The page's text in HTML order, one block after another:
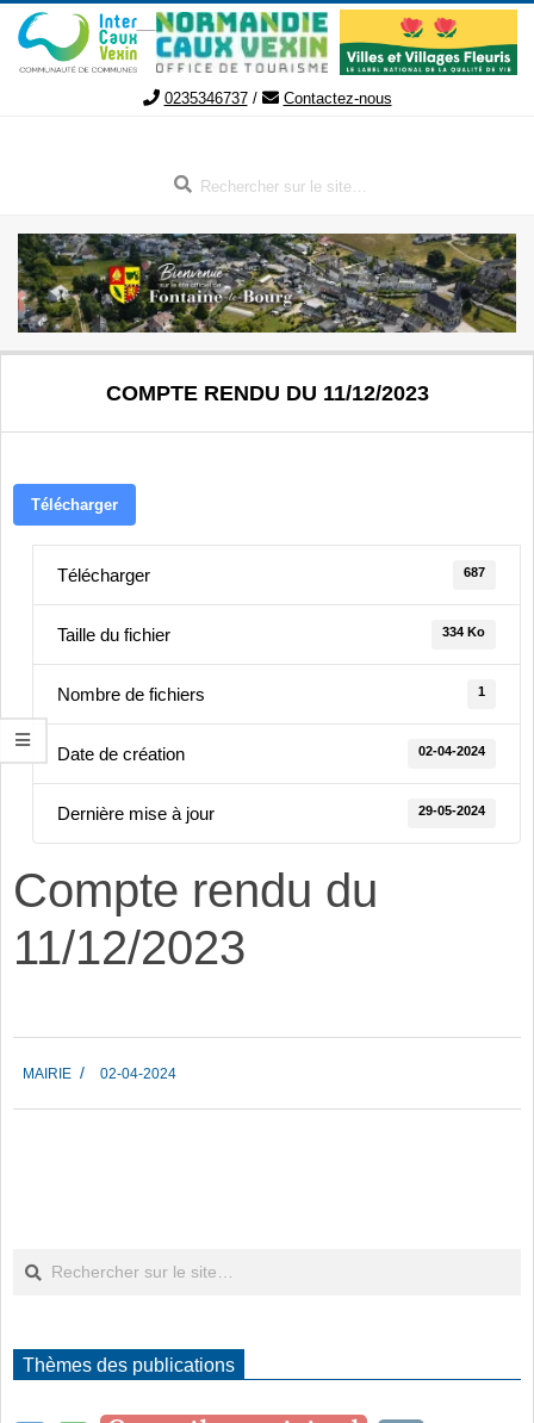
Aller
contenu
0235346737/ Contactez-nous
FONTAINE-
LE-
BOURG
COMPTE RENDU DU 11/12/2023
Télécharger
Télécharger 687
Taille du fichier 334 Ko
Nombre de fichiers 1
Date de création 02-04-2024
Dernière mise à jour 29-05-2024
Compte rendu du
11/12/2023
04-
02
MAIRIE 02-04-2024
Thèmes des publications